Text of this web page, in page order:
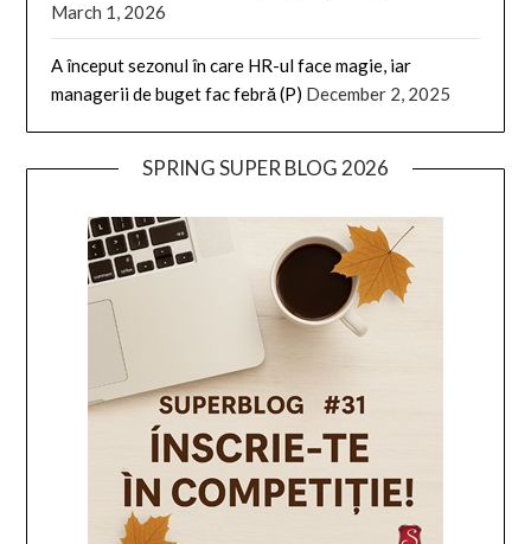
March 1, 2026
A început sezonul în care HR-ul face magie, iar
managerii de buget fac febră (P) December 2, 2025
SPRING SUPER BLOG 2026